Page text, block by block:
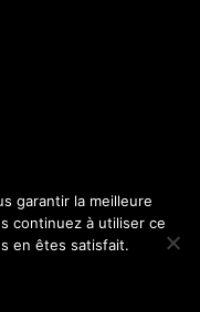
garantir la meilleure
continuez à utiliser ce
en êtes satisfait.